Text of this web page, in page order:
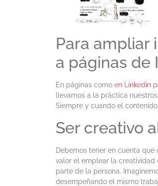
Para
a páginas de
En páginas como en Linkedin
llevamos a la práctica
Siempre y cuando el
Ser creativo
Debemos tener en cuenta
valor el emplear la creatividad
parte de la persona.
desempeñando el mismo